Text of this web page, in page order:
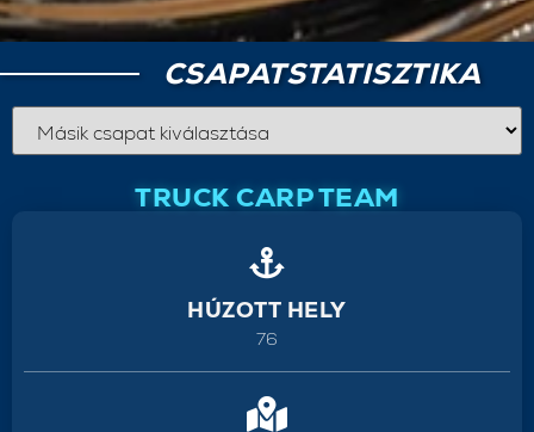
CSAPATSTATISZTIKA
TRUCK CARP TEAM
HÚZOTT HELY
76